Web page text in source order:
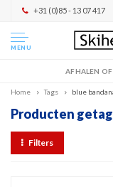
+31 (0)85 - 13 07 417
MENU
AFHALEN
Home Tags blue
Producten
Filters